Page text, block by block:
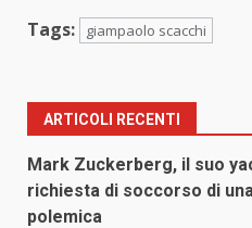
Tags: giampaolo scacchi
ARTICOLI RECENTI
Mark Zuckerberg, il suo
richiesta di soccorso di
polemica